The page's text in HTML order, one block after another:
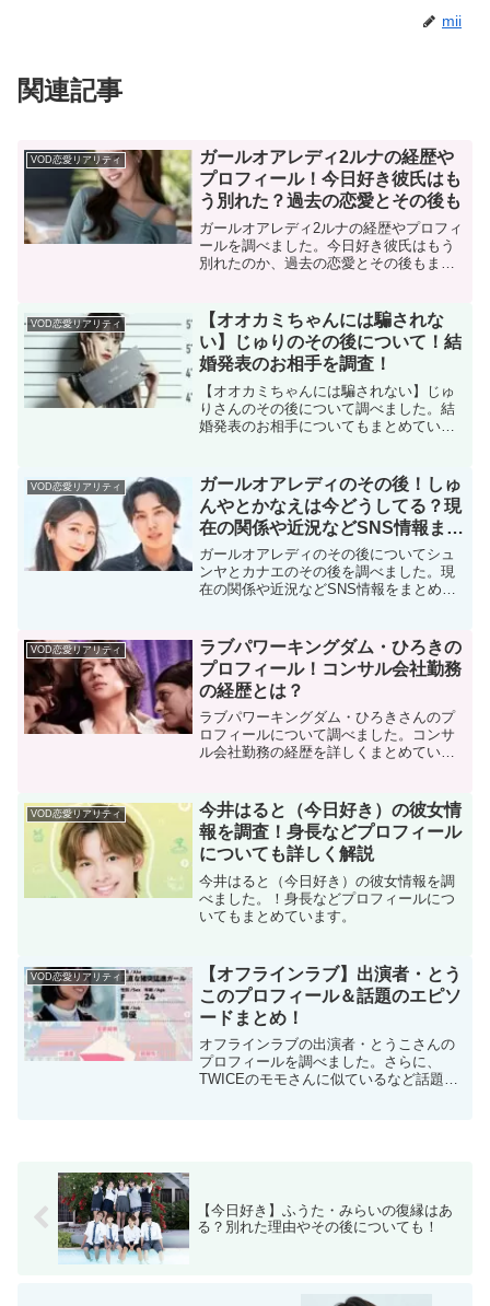
mii
関連記事
VOD恋愛リアリティ
ガールオアレディ2ルナの経歴や
プロフィール！今日好き彼氏はも
う別れた？過去の恋愛とその後も
ガールオアレディ2ルナの経歴やプロフィ
ールを調べました。今日好き彼氏はもう
別れたのか、過去の恋愛とその後もまと
VOD恋愛リアリティ
【オオカミちゃんには騙されな
い】じゅりのその後について！結
婚発表のお相手を調査！
【オオカミちゃんには騙されない】じゅ
りさんのその後について調べました。結
婚発表のお相手についてもまとめていま
VOD恋愛リアリティ
ガールオアレディのその後！しゅ
んやとかなえは今どうしてる？現
在の関係や近況などSNS情報まと
め
ガールオアレディのその後についてシュ
ンヤとカナエのその後を調べました。現
在の関係や近況などSNS情報をまとめて
VOD恋愛リアリティ
ラブパワーキングダム・ひろきの
プロフィール！コンサル会社勤務
の経歴とは？
ラブパワーキングダム・ひろきさんのプ
ロフィールについて調べました。コンサ
ル会社勤務の経歴を詳しくまとめていま
VOD恋愛リアリティ
今井はると（今日好き）の彼女情
報を調査！身長などプロフィール
についても詳しく解説
今井はると（今日好き）の彼女情報を調
べました。！身長などプロフィールにつ
いてもまとめています。
VOD恋愛リアリティ
【オフラインラブ】出演者・とう
このプロフィール＆話題のエピソ
ードまとめ！
オフラインラブの出演者・とうこさんの
プロフィールを調べました。さらに、
TWICEのモモさんに似ているなど話題の
【今日好き】ふうた・みらいの復縁はあ
る？別れた理由やその後についても！